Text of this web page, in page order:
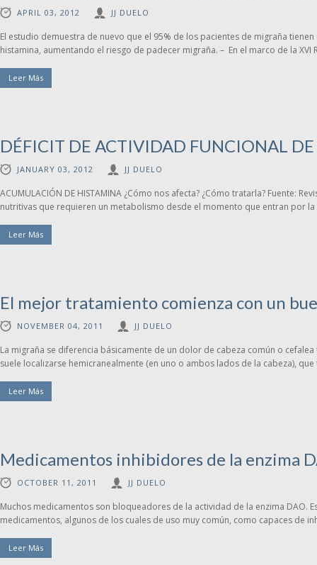
APRIL 03, 2012 JJ DUELO
El estudio demuestra de nuevo que el 95% de los pacientes de migraña
histamina, aumentando el riesgo de padecer migraña. – En el marco de la XVI
Leer Más
DÉFICIT DE ACTIVIDAD FUNCIONAL
JANUARY 03, 2012 JJ DUELO
ACUMULACIÓN DE HISTAMINA ¿Cómo nos afecta? ¿Cómo tratarla? Fuente:
nutritivas que requieren un metabolismo desde el momento que entran por
Leer Más
El mejor tratamiento comienza con un
NOVEMBER 04, 2011 JJ DUELO
La migraña se diferencia básicamente de un dolor de cabeza común o
suele localizarse hemicranealmente (en uno o ambos lados de la cabeza),
Leer Más
Medicamentos inhibidores de la enzima
OCTOBER 11, 2011 JJ DUELO
Muchos medicamentos son bloqueadores de la actividad de la enzima DAO.
medicamentos, algunos de los cuales de uso muy común, como capaces de
Leer Más